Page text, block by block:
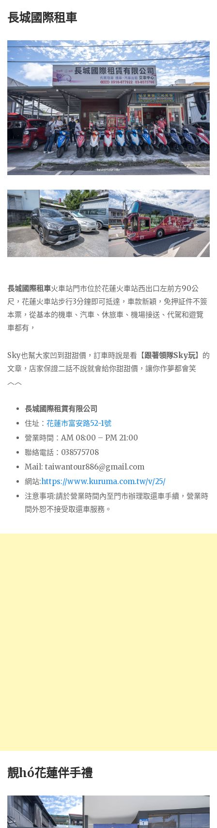
長城國際租車
長城國際租車火車站門市位於花蓮火車站西出口左前方90公
尺，花蓮火車站步行3分鐘即可抵達，車款新穎，免押証件不簽
本票，從基本的機車、汽車、休旅車、機場接送、代駕和遊覽
車都有，
Sky也幫大家凹到甜甜價，訂車時說是看【跟著領隊Sky玩】的
文章，店家保證二話不說就會給你甜甜價，讓你作夢都會笑
︿︿
長城國際租賃有限公司
住址： 花蓮市富安路52-1號
營業時間：AM 08:00 – PM 21:00
聯絡電話：038575708
Mail: taiwantour886@gmail.com
網站:https://www.kuruma.com.tw/v/25/
注意事項:請於營業時間內至門市辦理取還車手續，營業時
間外恕不接受取還車服務。
靚hó花蓮伴手禮